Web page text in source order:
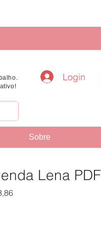
Login
Sobre
Lena PDF
Preço